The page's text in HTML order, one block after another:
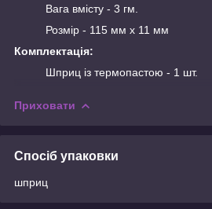
Вага вмісту - 3 гм.
Розмір - 115 мм х 11 мм
Комплектація:
Шприц із термопастою - 1 шт.
Приховати
Спосіб упаковки
шприц